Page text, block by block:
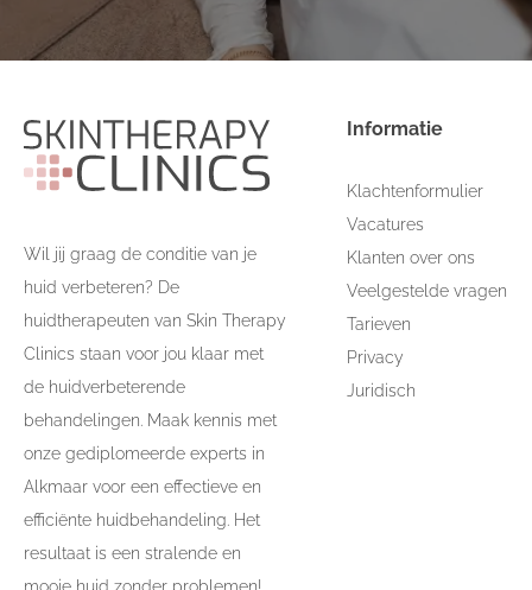
Wil jij graag de conditie van je
huid verbeteren? De
huidtherapeuten van Skin Therapy
Clinics staan voor jou klaar met
de huidverbeterende
behandelingen. Maak kennis met
onze gediplomeerde experts in
Alkmaar voor een effectieve en
efficiënte huidbehandeling. Het
resultaat is een stralende en
mooie huid zonder problemen!
Informatie
Klachtenformulier
Vacatures
Klanten over ons
Veelgestelde vragen
Tarieven
Privacy
Juridisch